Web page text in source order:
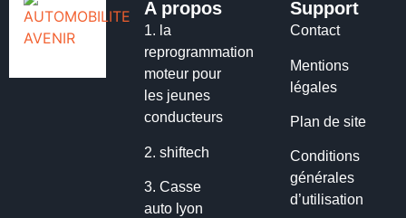
A propos
1. la
reprogrammation
moteur pour
les jeunes
conducteurs
2.shiftech
3.Casse
auto lyon
Support
Contact
Mentions
légales
Plan de site
Conditions
générales
d’utilisation